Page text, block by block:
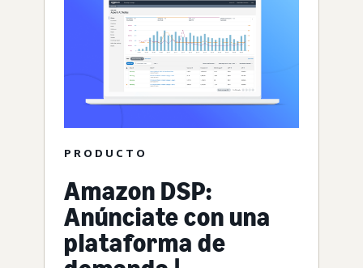
PRODUCTO
Amazon DSP:
Anúnciate con una
plataforma de